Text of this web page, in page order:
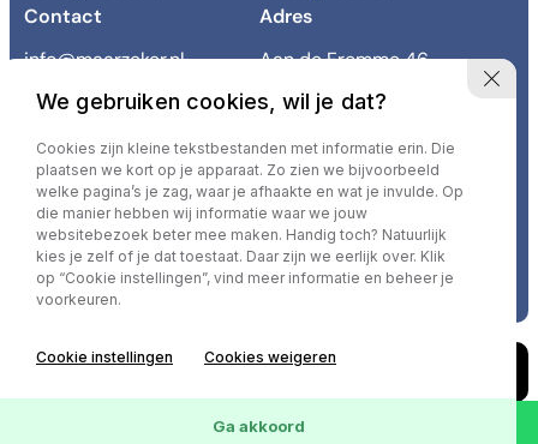
Sorteren op
Contact
info@maarzeker.nl
043 458 9800
Adres
Aan de Fremme 46
6269 BE Margraten
Links
OccasionsDiensten WerkplaatsReiniging & herstelContact
VacaturesOver onsVerkocht
Privacy policy
We gebruiken cookies, wil je dat?
Cookies zijn kleine tekstbestanden met informatie erin. Die
plaatsen we kort op je apparaat. Zo zien we bijvoorbeeld
welke pagina’s je zag, waar je afhaakte en wat je invulde. Op
die manier hebben wij informatie waar we jouw
websitebezoek beter mee maken. Handig toch? Natuurlijk
kies je zelf of je dat toestaat. Daar zijn we eerlijk over. Klik
op “Cookie instellingen”, vind meer informatie en beheer je
voorkeuren.
Cookie instellingen Cookies weigeren
Ga akkoord